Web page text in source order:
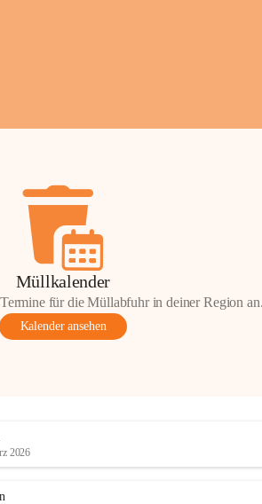
Müllkalender
für die Müllabfuhr in deiner Region an.
Kalender ansehen
2026